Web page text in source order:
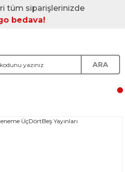
tüm siparişlerinizde
bedava!
ARA